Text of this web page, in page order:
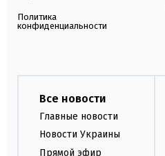
Политика
конфиденциальности
Все новости
Главные новости
Новости Украины
Прямой эфир